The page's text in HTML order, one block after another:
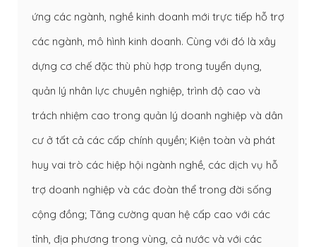
ứng các ngành, nghề kinh doanh mới trực tiếp hỗ trợ
các ngành, mô hình kinh doanh. Cùng với đó là xây
dựng cơ chế đặc thù phù hợp trong tuyển dụng,
quản lý nhân lực chuyên nghiệp, trình độ cao và
trách nhiệm cao trong quản lý doanh nghiệp và dân
cư ở tất cả các cấp chính quyền; Kiện toàn và phát
huy vai trò các hiệp hội ngành nghề, các dịch vụ hỗ
trợ doanh nghiệp và các đoàn thể trong đời sống
cộng đồng; Tăng cường quan hệ cấp cao với các
tỉnh, địa phương trong vùng, cả nước và với các